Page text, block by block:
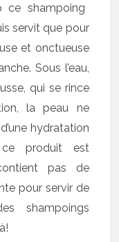
ce shampoing
servit que pour
et onctueuse
Sous l’eau,
qui se rince
la peau ne
hydratation
produit est
pas de
pour servir de
shampoings